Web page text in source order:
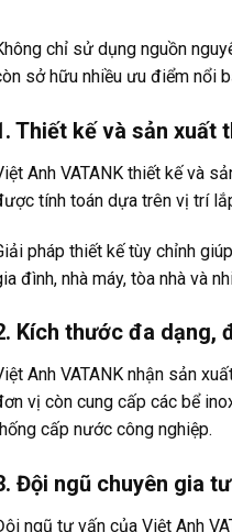
chỉ sử dụng nguồn
sở hữu nhiều ưu điểm nổi
Thiết kế và sản xuất
Anh VATANK thiết kế và
tính toán dựa trên vị trí
pháp thiết kế tùy chỉnh
đình, nhà máy, tòa nhà và
Kích thước đa dạng,
Anh VATANK nhận sản
vị còn cung cấp các bể
cấp nước công nghiệp.
Đội ngũ chuyên gia
ngũ tư vấn của Việt Anh